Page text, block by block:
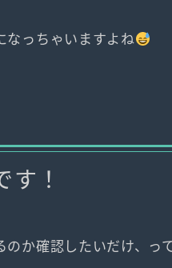
なっちゃいますよね
！
か確認したいだけ、っ